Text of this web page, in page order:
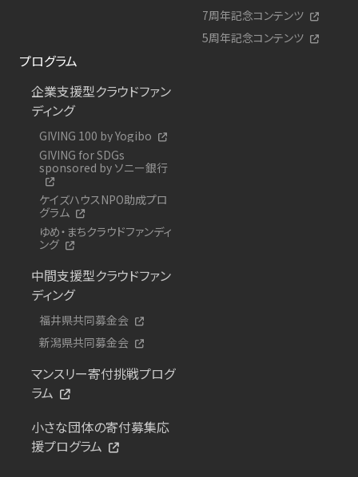
7周年記念コンテンツ
5周年記念コンテンツ
プログラム
企業支援型クラウドファン
ディング
GIVING 100 by Yogibo
GIVING for SDGs
sponsored by ソニー銀行
ケイズハウスNPO助成プロ
グラム
ゆめ・まちクラウドファンディ
ング
中間支援型クラウドファン
ディング
福井県共同募金会
新潟県共同募金会
マンスリー寄付挑戦プログ
ラム
小さな団体の寄付募集応
援プログラム